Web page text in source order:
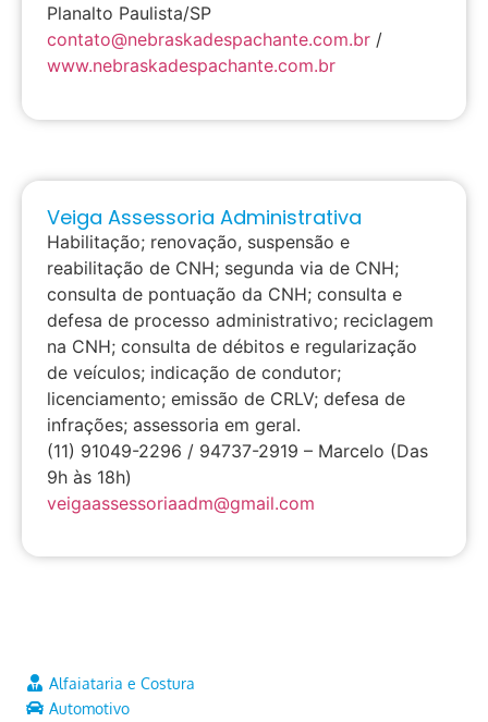
Planalto Paulista/SP
contato@nebraskadespachante.com.br /
www.nebraskadespachante.com.br
Veiga Assessoria Administrativa
Habilitação; renovação, suspensão e
reabilitação de CNH; segunda via de CNH;
consulta de pontuação da CNH; consulta e
defesa de processo administrativo; reciclagem
na CNH; consulta de débitos e regularização
de veículos; indicação de condutor;
licenciamento; emissão de CRLV; defesa de
infrações; assessoria em geral.
(11) 91049-2296 / 94737-2919 – Marcelo (Das
9h às 18h)
veigaassessoriaadm@gmail.com
Alfaiataria e Costura
Automotivo